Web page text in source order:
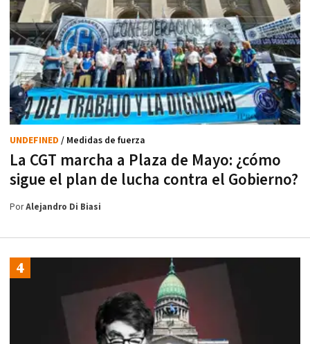
La CGT marcha a Plaza de Mayo: ¿cómo
sigue el plan de lucha contra el Gobierno?
UNDEFINED / Medidas de fuerza
PorAlejandro Di Biasi